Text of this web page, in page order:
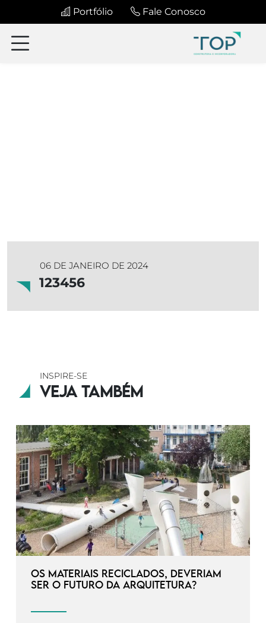
Portfólio Fale Conosco
06 DE JANEIRO DE 2024
123456
INSPIRE-SE
Veja também
Os materiais reciclados, deveriam
ser o futuro da arquitetura?